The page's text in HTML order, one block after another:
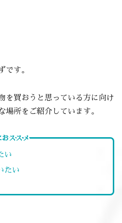
です。
を買おうと思っている方に向け
場所をご紹介しています。
おススメ
い
たい